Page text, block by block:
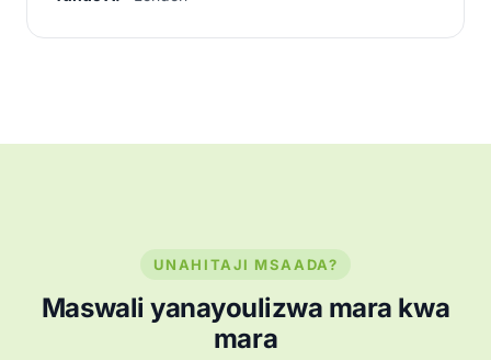
UNAHITAJI MSAADA?
Maswali yanayoulizwa mara kwa
mara